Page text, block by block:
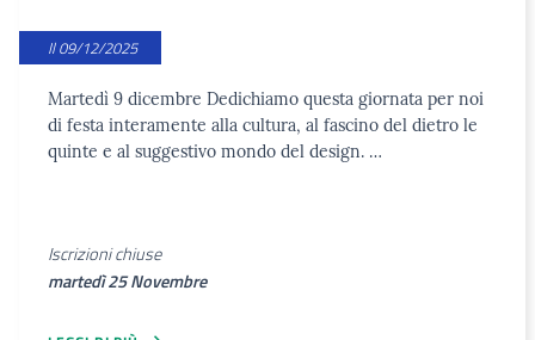
Il 09/12/2025
Martedì 9 dicembre Dedichiamo questa giornata per noi
di festa interamente alla cultura, al fascino del dietro le
quinte e al suggestivo mondo del design. …
Iscrizioni chiuse
martedì 25 Novembre